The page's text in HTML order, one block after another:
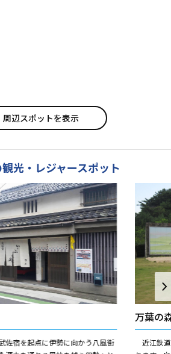
周辺スポットを表示
光・レジャースポット
佐宿を起点に伊勢に向かう八風街
万葉の
近江鉄